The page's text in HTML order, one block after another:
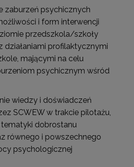
zaburzeń psychicznych
i form interwencji
przedszkola/szkoły
działaniami profilaktycznymi
mającymi na celu
psychicznym wśród
wiedzy i doświadczeń
SCWEW w trakcie pilotażu,
dobrostanu
równego i powszechnego
psychologicznej